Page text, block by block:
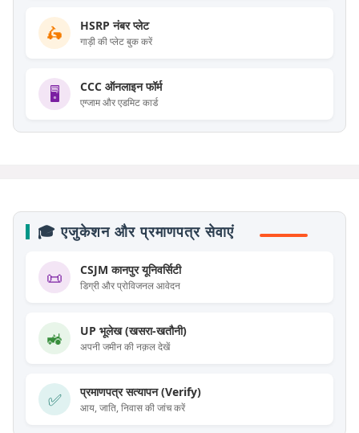
🛵 HSRP नंबर प्लेट
गाड़ी की प्लेट बुक करें
🖥️ CCC ऑनलाइन फॉर्म
एग्जाम और एडमिट कार्ड
🎓 एजुकेशन और प्रमाणपत्र सेवाएं
📜 CSJM कानपुर यूनिवर्सिटी
डिग्री और प्रोविजनल आवेदन
🚜 UP भूलेख (खसरा-खतौनी)
अपनी जमीन की नक़ल देखें
✅ प्रमाणपत्र सत्यापन (Verify)
आय, जाति, निवास की जांच करें